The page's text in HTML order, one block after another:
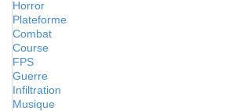
Horror
Plateforme
Combat
Course
FPS
Guerre
Infiltration
Musique